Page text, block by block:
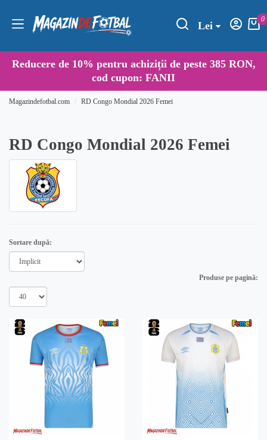
Lei
0
Reducere de 10% pentru achiziții de peste 385 RON,
cod cupon: FANII
Magazindefotbal.com RD Congo Mondial 2026 Femei
RD Congo Mondial 2026 Femei
Sortare după:
Produse pe pagină: